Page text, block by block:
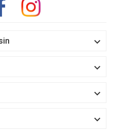



